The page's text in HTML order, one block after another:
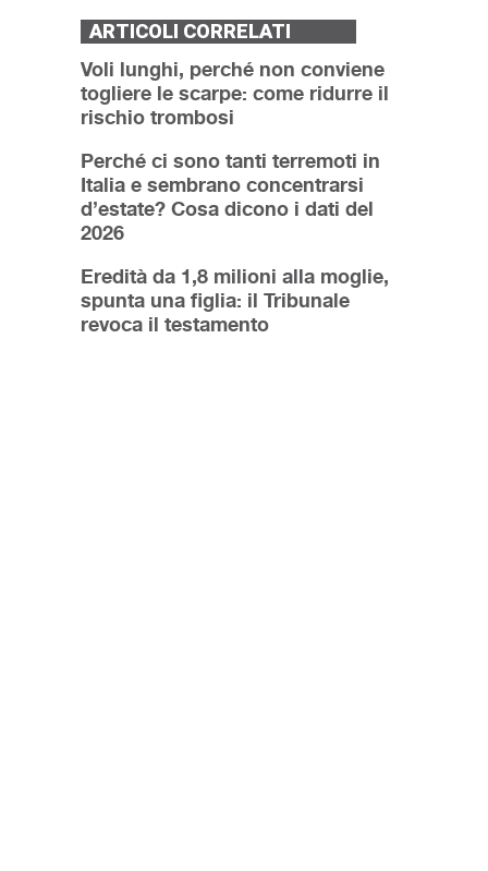
ARTICOLI CORRELATI
Voli lunghi, perché non conviene
togliere le scarpe: come ridurre il
rischio trombosi
Perché ci sono tanti terremoti in
Italia e sembrano concentrarsi
d’estate? Cosa dicono i dati del
2026
Eredità da 1,8 milioni alla moglie,
spunta una figlia: il Tribunale
revoca il testamento